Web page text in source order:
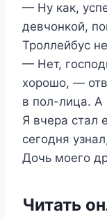
— Ну как,
девчонкой,
Троллейбус
— Нет,
хорошо, —
в пол-лица. А
Я вчера стал
сегодня
Дочь моего
Читать